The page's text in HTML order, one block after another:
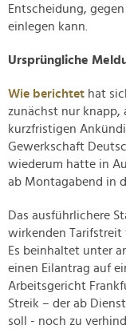
Entscheidung,
einlegen kann.
Ursprüngliche
Wie berichtet hat
zunächst nur knapp,
kurzfristigen
Gewerkschaft
wiederum hatte in
ab Montagabend in
Das ausführlichere
wirkenden
Es beinhaltet unter
einen Eilantrag auf
Arbeitsgericht
Streik – der ab
soll - noch zu